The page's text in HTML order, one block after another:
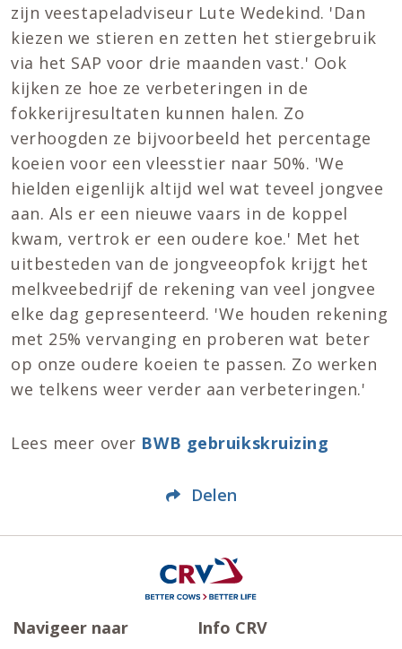
zijn veestapeladviseur Lute Wedekind. 'Dan
kiezen we stieren en zetten het stiergebruik
via het SAP voor drie maanden vast.' Ook
kijken ze hoe ze verbeteringen in de
fokkerijresultaten kunnen halen. Zo
verhoogden ze bijvoorbeeld het percentage
koeien voor een vleesstier naar 50%. 'We
hielden eigenlijk altijd wel wat teveel jongvee
aan. Als er een nieuwe vaars in de koppel
kwam, vertrok er een oudere koe.' Met het
uitbesteden van de jongveeopfok krijgt het
melkveebedrijf de rekening van veel jongvee
elke dag gepresenteerd. 'We houden rekening
met 25% vervanging en proberen wat beter
op onze oudere koeien te passen. Zo werken
we telkens weer verder aan verbeteringen.'
Lees meer over BWB gebruikskruizing
Delen
Navigeer naar Info CRV